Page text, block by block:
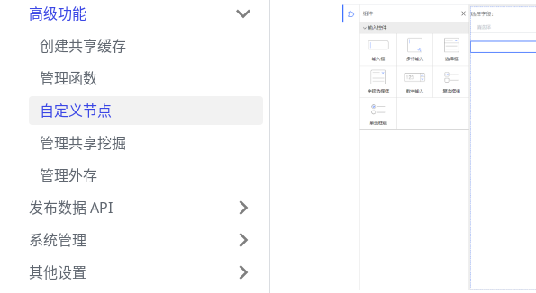
高级功能
创建共享缓存
管理函数
自定义节点
管理共享挖掘
管理外存
发布数据 API
系统管理
其他设置